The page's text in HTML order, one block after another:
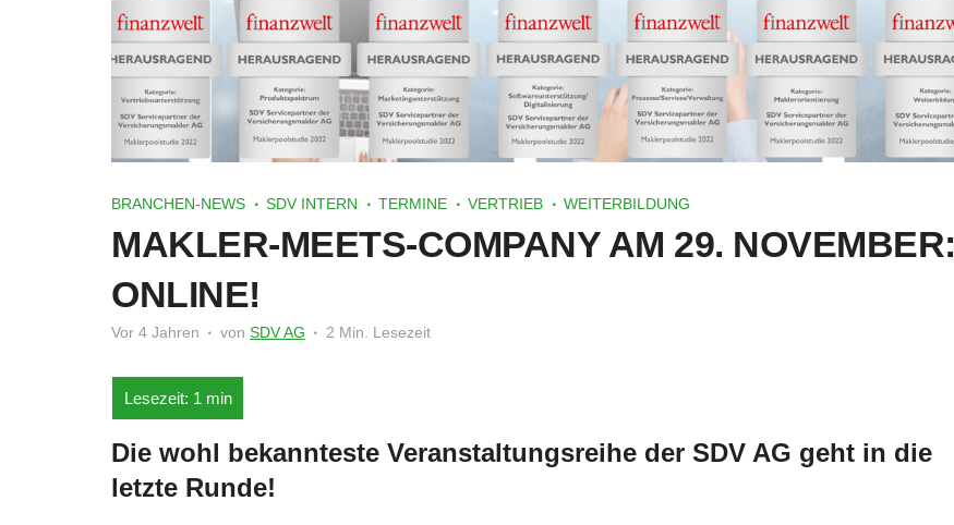
BRANCHEN-NEWS SDV INTERN TERMINE VERTRIEB WEITERBILDUNG
MAKLER-MEETS-COMPANY AM 29. NOVEMBER:
ONLINE!
Vor 4 Jahren von SDV AG 2 Min. Lesezeit
Die wohl bekannteste Veranstaltungsreihe der SDV AG geht in die
letzte Runde!